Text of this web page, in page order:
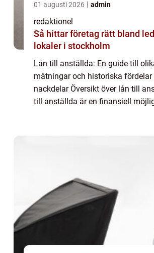
01 augusti 2026 admin
redaktionel
Så hittar företag rätt bland
lokaler i stockholm
Lån till anställda: En guide till
mätningar och historiska fördelar
nackdelar Översikt över lån till
till anställda är en finansiell